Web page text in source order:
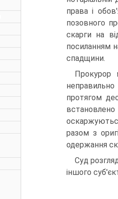
права і
позовного
скарги на
посиланням
спадщини.
Прокурор
неправильно
протягом
разом з
одержання
Суд
іншого